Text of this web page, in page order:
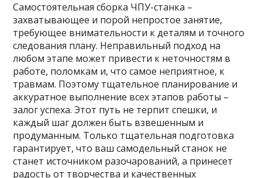
Самостоятельная сборка ЧПУ-станка –
захватывающее и порой непростое занятие,
требующее внимательности к деталям и точного
следования плану. Неправильный подход на
любом этапе может привести к неточностям в
работе, поломкам и, что самое неприятное, к
травмам. Поэтому тщательное планирование и
аккуратное выполнение всех этапов работы –
залог успеха. Этот путь не терпит спешки, и
каждый шаг должен быть взвешенным и
продуманным. Только тщательная подготовка
гарантирует, что ваш самодельный станок не
станет источником разочарований, а принесет
радость от творчества и качественных